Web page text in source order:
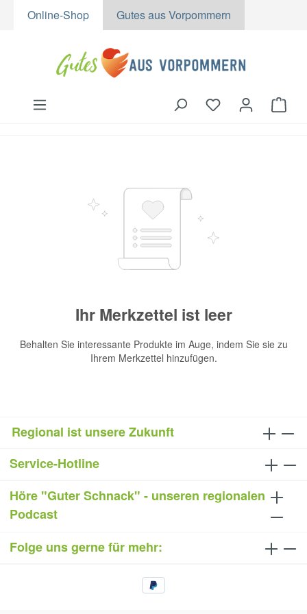
Zum Hauptinhalt springen
Online-Shop Gutes aus Vorpommern
Du hast 0
Ihr Merkzettel ist leer
Behalten Sie interessante Produkte im Auge, indem Sie sie zu
Ihrem Merkzettel hinzufügen.
Regional ist unsere Zukunft
Service-Hotline
Höre "Guter Schnack" - unseren regionalen
Podcast
Folge uns gerne für mehr: